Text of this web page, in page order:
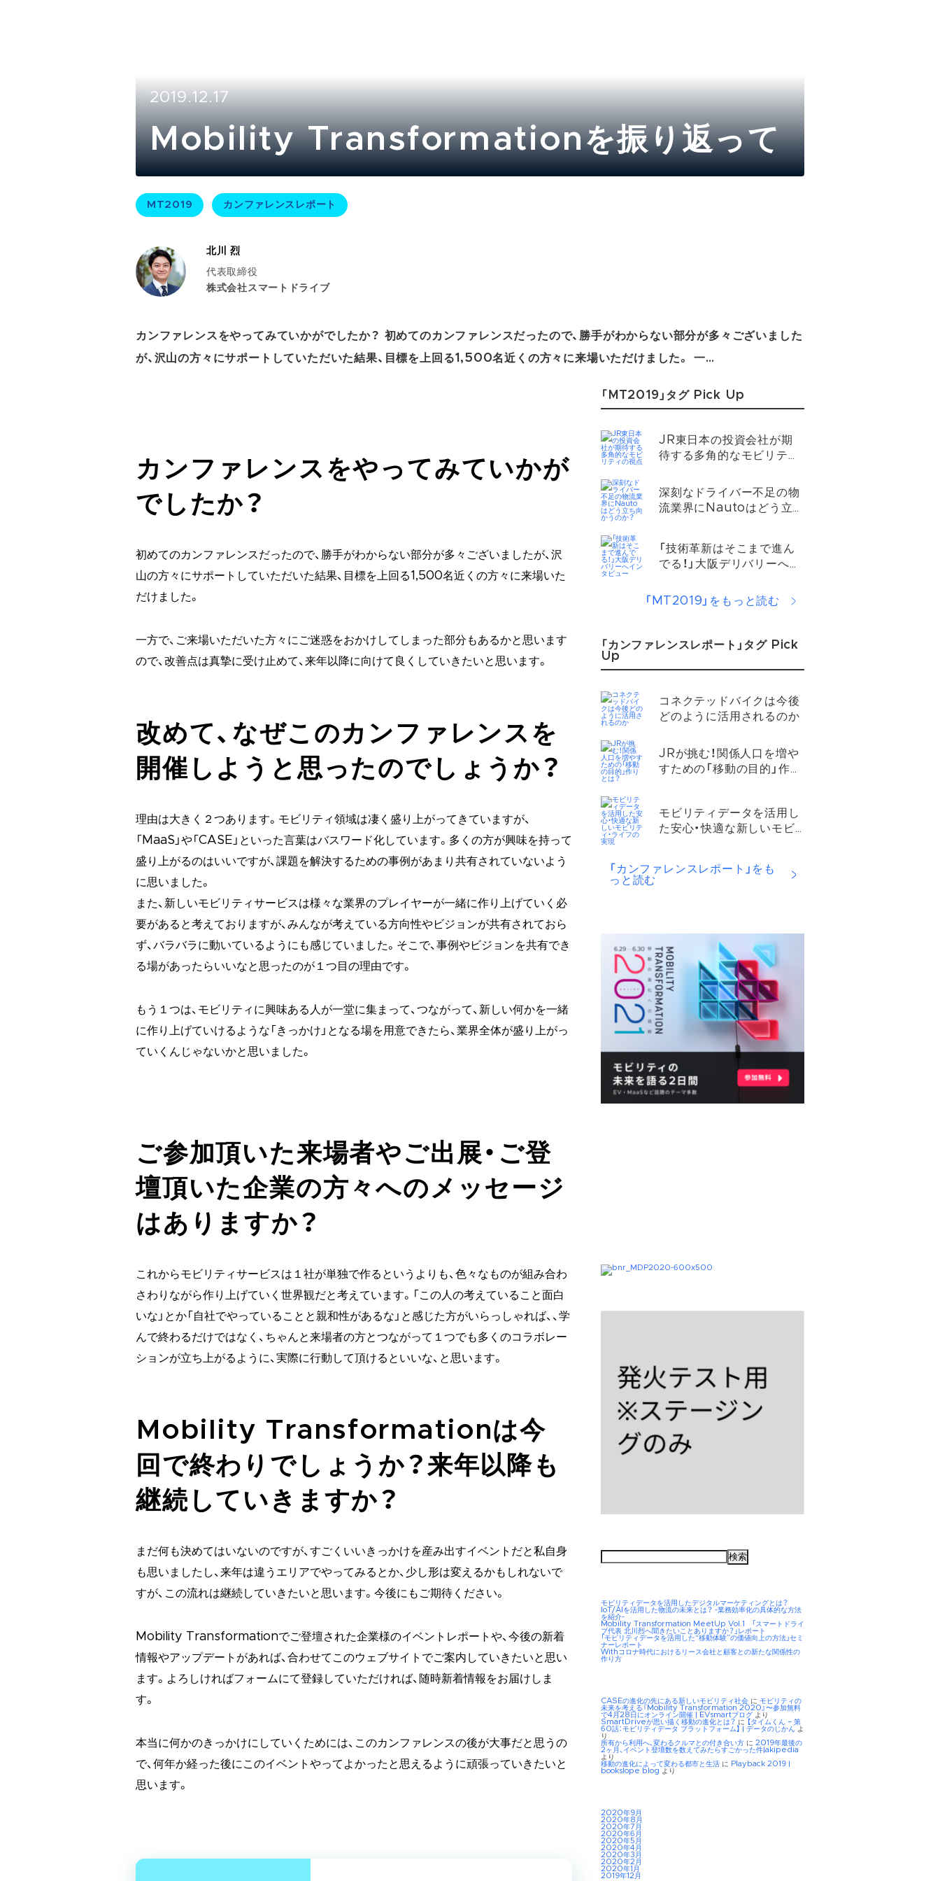
2019.12.17
Mobility Transformationを振り返って
MT2019 カンファレンスレポート
北川 烈
代表取締役
株式会社スマートドライブ
カンファレンスをやってみていかがでしたか？ 初めてのカンファレンスだったので、勝手がわからない部分が多々ございました
が、沢山の方々にサポートしていただいた結果、目標を上回る1,500名近くの方々に来場いただけました。 一…
カンファレンスをやってみていかが
でしたか？
初めてのカンファレンスだったので、勝手がわからない部分が多々ございましたが、沢
山の方々にサポートしていただいた結果、目標を上回る1,500名近くの方々に来場いた
だけました。
一方で、ご来場いただいた方々にご迷惑をおかけしてしまった部分もあるかと思います
ので、改善点は真摯に受け止めて、来年以降に向けて良くしていきたいと思います。
改めて、なぜこのカンファレンスを
開催しようと思ったのでしょうか？
理由は大きく２つあります。モビリティ領域は凄く盛り上がってきていますが、
「MaaS」や「CASE」といった言葉はバスワード化しています。多くの方が興味を持って
盛り上がるのはいいですが、課題を解決するための事例があまり共有されていないよう
に思いました。
また、新しいモビリティサービスは様々な業界のプレイヤーが一緒に作り上げていく必
要があると考えておりますが、みんなが考えている方向性やビジョンが共有されておら
ず、バラバラに動いているようにも感じていました。そこで、事例やビジョンを共有でき
る場があったらいいなと思ったのが１つ目の理由です。
もう１つは、モビリティに興味ある人が一堂に集まって、つながって、新しい何かを一緒
に作り上げていけるような「きっかけ」となる場を用意できたら、業界全体が盛り上がっ
ていくんじゃないかと思いました。
ご参加頂いた来場者やご出展・ご登
壇頂いた企業の方々へのメッセージ
はありますか？
これからモビリティサービスは１社が単独で作るというよりも、色々なものが組み合わ
さわりながら作り上げていく世界観だと考えています。「この人の考えていること面白
いな」とか「自社でやっていることと親和性があるな」と感じた方がいらっしゃれば、、学
んで終わるだけではなく、ちゃんと来場者の方とつながって１つでも多くのコラボレー
ションが立ち上がるように、実際に行動して頂けるといいな、と思います。
Mobility Transformationは今
回で終わりでしょうか？来年以降も
継続していきますか？
まだ何も決めてはいないのですが、すごくいいきっかけを産み出すイベントだと私自身
も思いましたし、来年は違うエリアでやってみるとか、少し形は変えるかもしれないで
すが、この流れは継続していきたいと思います。今後にもご期待ください。
Mobility Transformationでご登壇された企業様のイベントレポートや、今後の新着
情報やアップデートがあれば、合わせてこのウェブサイトでご案内していきたいと思い
ます。よろしければフォームにて登録していただければ、随時新着情報をお届けしま
す。
本当に何かのきっかけにしていくためには、このカンファレンスの後が大事だと思うの
で、何年か経った後にこのイベントやってよかったと思えるように頑張っていきたいと
思います。
「MT2019」タグ Pick Up
JR東日本の投資会社が期
待する多角的なモビリティ
深刻なドライバー不足の物
流業界にNautoはどう立
「技術革新はそこまで進ん
でる！」大阪デリバリーへイ
「MT2019」をもっと読む
「カンファレンスレポート」タグ Pick
Up
コネクテッドバイクは今後
どのように活用されるのか​
JRが挑む！関係人口を増や
すための「移動の目的」作り
モビリティデータを活用し
た安心・快適な新しいモビ
「カンファレンスレポート」をも
っと読む
検
モビリティデータを活用したデジタルマーケティングとは？
IoT/AIを活用した物流の未来とは？ -業務効率化の具体的な方法
を紹介-
Mobility Transformation MeetUp Vol.1 「スマートドライ
ブ代表 北川烈へ聞きたいことありますか？」レポート
「モビリティデータを活用した“移動体験”の価値向上の方法」セミ
ナーレポート
Withコロナ時代におけるリース会社と顧客との新たな関係性の
作り方
CASEの進化の先にある新しいモビリティ社会 に モビリティの
未来を考える『Mobility Transformation 2020』〜参加無料
で4月28日にオンライン開催 | EVsmartブログ より
SmartDriveが思い描く移動の進化とは？ に
【タイムくん – 第
60話：モビリティデータ プラットフォーム】 | データのじかん よ
り
所有から利用へ、変わるクルマとの付き合い方 に 2019年最後の
2ヶ月、イベント登壇数を数えてみたらすごかった件|akipedia
より
移動の進化によって変わる都市と生活 に Playback 2019 |
bookslope blog より
2020年9月
2020年8月
2020年7月
2020年6月
2020年5月
2020年4月
2020年3月
2020年2月
2020年1月
2019年12月